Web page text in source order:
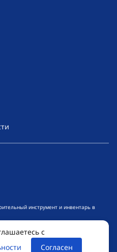
инструмент и инвентарь в
интернет-сайт носит исключительно
условиях не является публичной
ст. 437 Гражданского кодекса
информации о стоимости
с
Согласен